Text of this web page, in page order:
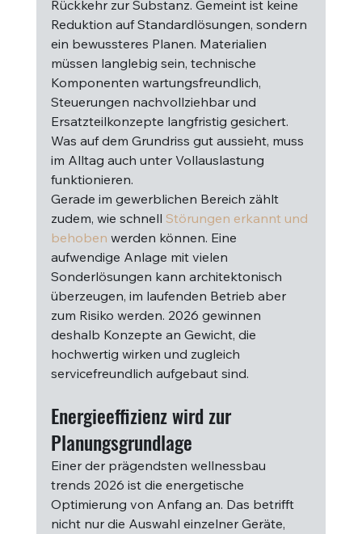
Rückkehr zur Substanz. Gemeint ist keine
Reduktion auf Standardlösungen, sondern
ein bewussteres Planen. Materialien
müssen langlebig sein, technische
Komponenten wartungsfreundlich,
Steuerungen nachvollziehbar und
Ersatzteilkonzepte langfristig gesichert.
Was auf dem Grundriss gut aussieht, muss
im Alltag auch unter Vollauslastung
funktionieren.
Gerade im gewerblichen Bereich zählt
zudem, wie schnell Störungen erkannt und
behoben werden können. Eine
aufwendige Anlage mit vielen
Sonderlösungen kann architektonisch
überzeugen, im laufenden Betrieb aber
zum Risiko werden. 2026 gewinnen
deshalb Konzepte an Gewicht, die
hochwertig wirken und zugleich
servicefreundlich aufgebaut sind.
Energieeffizienz wird zur
Planungsgrundlage
Einer der prägendsten wellnessbau
trends 2026 ist die energetische
Optimierung von Anfang an. Das betrifft
nicht nur die Auswahl einzelner Geräte,